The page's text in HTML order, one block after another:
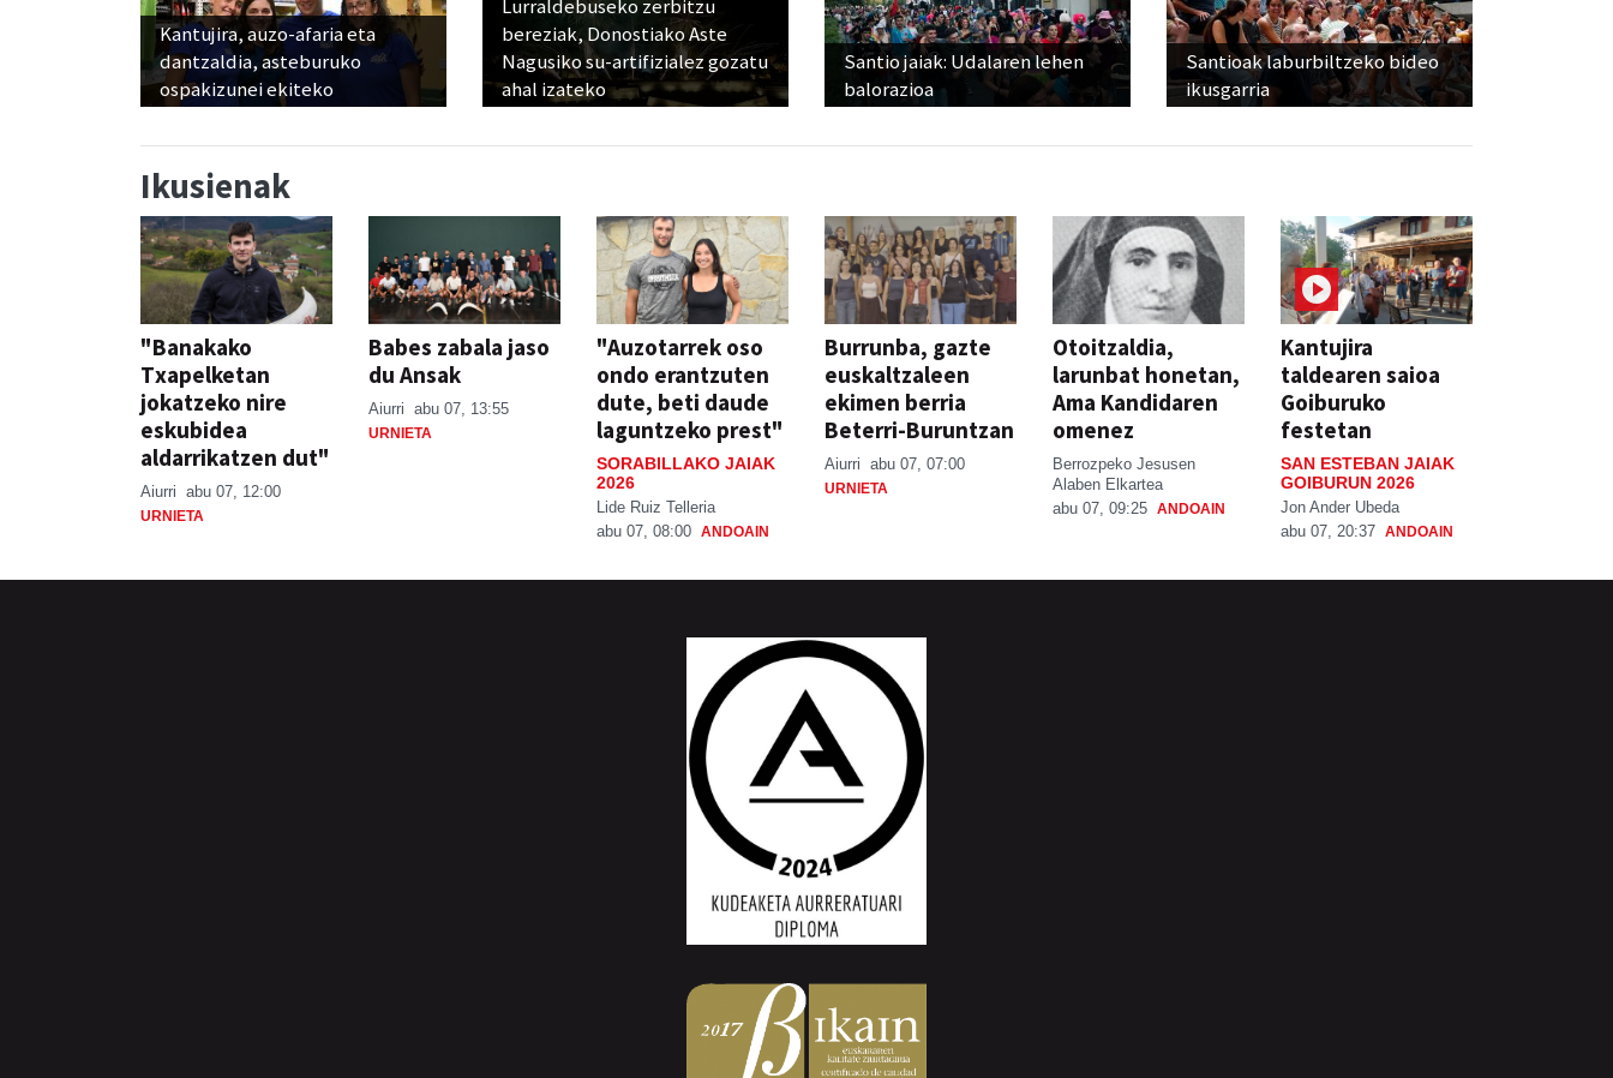
Kantujira, auzo-afaria eta
dantzaldia, asteburuko
ospakizunei ekiteko
Lurraldebuseko zerbitzu
bereziak, Donostiako Aste
Nagusiko su-artifizialez gozatu
ahal izateko
Santio jaiak: Udalaren lehen
balorazioa
Santioak laburbiltzeko bideo
ikusgarria
Ikusienak
"Banakako
Txapelketan
jokatzeko nire
eskubidea
aldarrikatzen dut"
Aiurri abu 07, 12:00
URNIETA
Babes zabala jaso
du Ansak
Aiurri abu 07, 13:55
URNIETA
"Auzotarrek oso
ondo erantzuten
dute, beti daude
laguntzeko prest"
SORABILLAKO JAIAK
2026
Lide Ruiz Telleria
abu 07, 08:00 ANDOAIN
Burrunba, gazte
euskaltzaleen
ekimen berria
Beterri-Buruntzan
Aiurri abu 07, 07:00
URNIETA
Otoitzaldia,
larunbat honetan,
Ama Kandidaren
omenez
Berrozpeko Jesusen
Alaben Elkartea
abu 07, 09:25 ANDOAIN
Kantujira
taldearen saioa
Goiburuko
festetan
SAN ESTEBAN JAIAK
GOIBURUN 2026
Jon Ander Ubeda
abu 07, 20:37 ANDOAIN